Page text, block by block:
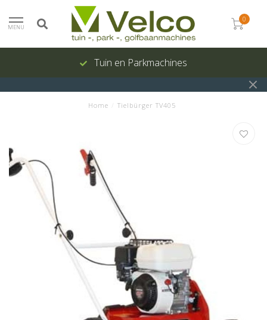
MENU
0
Tuin en Parkmachines
Home Tielbürger TV405